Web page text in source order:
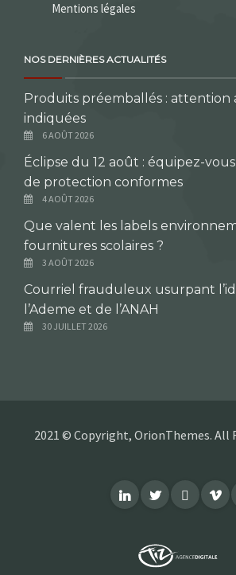
Mentions légales
NOS DERNIÈRES ACTUALITÉS
Produits préemballés : attention
indiquées
6 AOÛT 2026
Éclipse du 12 août : équipez-
de protection conformes
4 AOÛT 2026
Que valent les labels
fournitures scolaires ?
3 AOÛT 2026
Courriel frauduleux usurpant
l’Ademe et de l’ANAH
30 JUILLET 2026
2021 © Copyright, OrionThemes. All